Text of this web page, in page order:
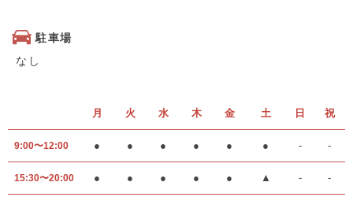
駐車場
なし
月 火 水 木 金 土 日 祝
9:00〜12:00 ● ● ● ● ● ● - -
15:30〜20:00 ● ● ● ● ● ▲ - -